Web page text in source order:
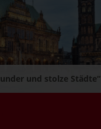
und stolze Städte“